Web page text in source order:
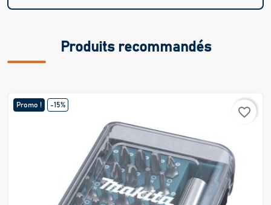
Produits recommandés
Promo ! -15%
favorite_border